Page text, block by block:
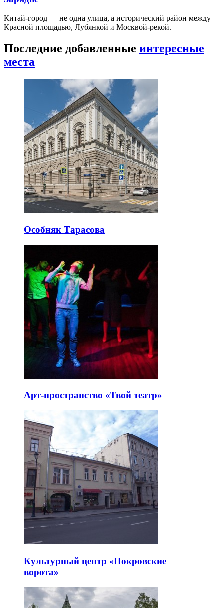
Китай-город — не одна улица, а исторический район между
Красной площадью, Лубянкой и Москвой-рекой.
Последние добавленные интересные
места
Особняк Тарасова
Арт-пространство «Твой театр»
Культурный центр «Покровские
ворота»